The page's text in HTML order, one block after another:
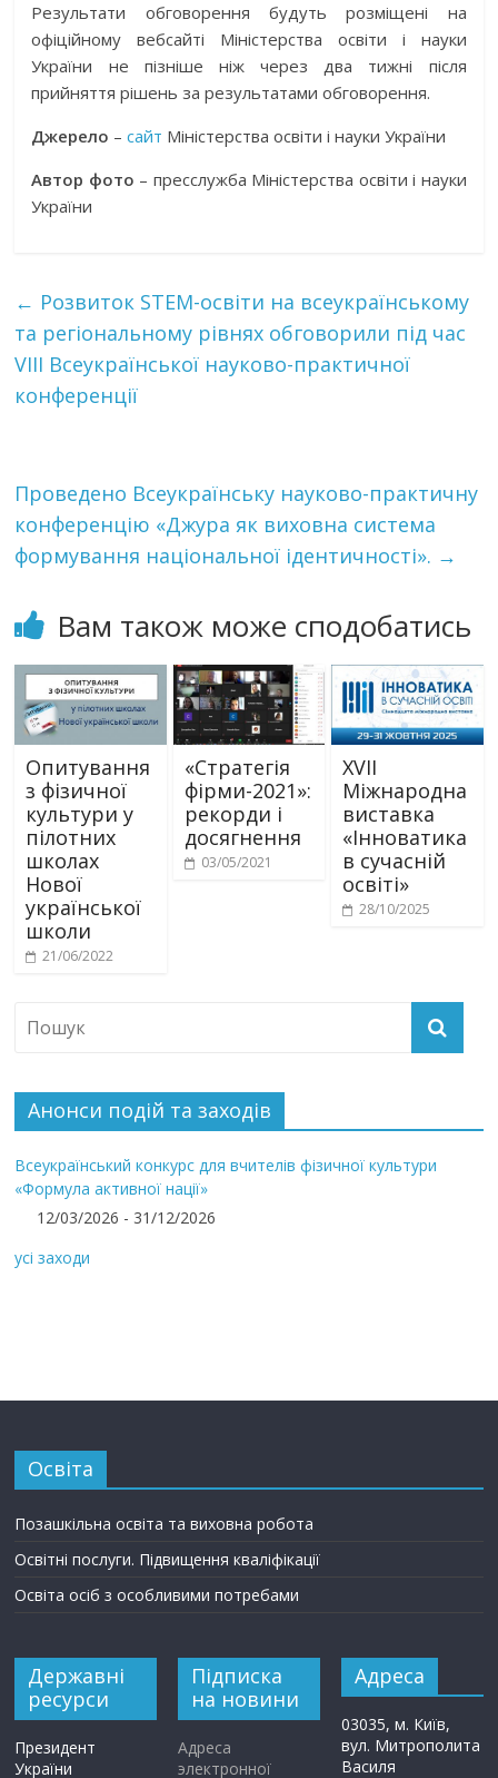
Результати обговорення будуть розміщені на
офіційному вебсайті Міністерства освіти і науки
України не пізніше ніж через два тижні після
прийняття рішень за результатами обговорення.
Джерело –сайт Міністерства освіти і науки України
Автор фото – пресслужба Міністерства освіти і науки
України
← Розвиток STEM-освіти на всеукраїнському
та регіональному рівнях обговорили під час
VІІІ Всеукраїнської науково-практичної
конференції
Проведено Всеукраїнську науково-практичну
конференцію «Джура як виховна система
формування національної ідентичності». →
Вам також може сподобатись
Опитування
з фізичної
культури у
пілотних
школах
Нової
української
школи
21/06/2022
«Стратегія
фірми-2021»:
рекорди і
досягнення
03/05/2021
XVII
Міжнародна
виставка
«Інноватика
в сучасній
освіті»
28/10/2025
Анонси подій та заходів
Всеукраїнський конкурс для вчителів фізичної культури
«Формула активної нації»
12/03/2026 - 31/12/2026
усі заходи
Освіта
Позашкільна освіта та виховна робота
Освітні послуги. Підвищення кваліфікації
Освіта осіб з особливими потребами
Державні
ресурси
Президент
України
Підписка
на новини
Адреса
электронної
Адреса
03035, м. Київ,
вул. Митрополита
Василя